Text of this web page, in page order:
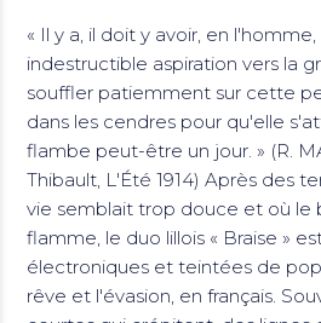
« Il y a, il doit y avoir, en
indestructible aspiration vers la
souffler patiemment sur cette
dans les cendres pour qu'elle
flambe peut-être un jour. » (R.
Thibault, L'Été 1914) Après des
vie semblait trop douce et où le
flamme, le duo lillois « Braise »
électroniques et teintées de
rêve et l'évasion, en français.